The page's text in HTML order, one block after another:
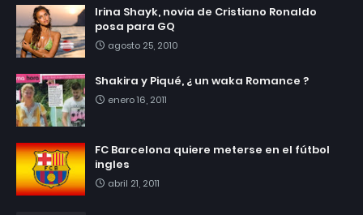
Irina Shayk, novia de Cristiano Ronaldo
posa para GQ
agosto 25, 2010
Shakira y Piqué, ¿ un waka Romance ?
enero 16, 2011
FC Barcelona quiere meterse en el fútbol
ingles
abril 21, 2011